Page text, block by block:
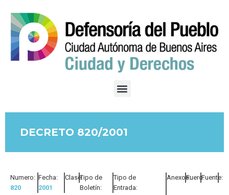
DECRETO 820/2001
Numero:
820
Fecha:
2001
Clase:Tipo de
Boletín:
Tipo de
Entrada:
Anexos:Fuero:Fuente: